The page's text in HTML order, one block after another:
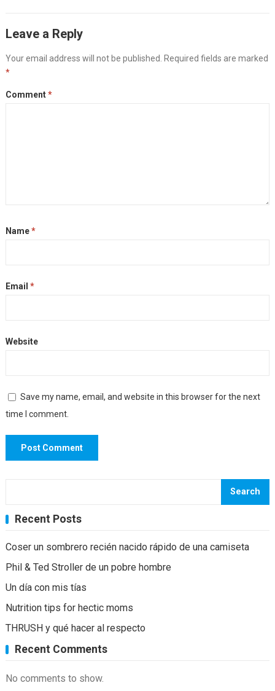
Leave a Reply
Your email address will not be published.
Required fields are marked
*
Comment*
Name*
Email *
Website
Save my name, email, and website in this browser for the next
time I comment.
Search
Recent Posts
Coser un sombrero recién nacido rápido de una camiseta
Phil & Ted Stroller de un pobre hombre
Un día con mis tías
Nutrition tips for hectic moms
THRUSH y qué hacer al respecto
Recent Comments
No comments to show.